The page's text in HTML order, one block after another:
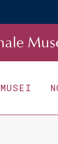
MUSEI